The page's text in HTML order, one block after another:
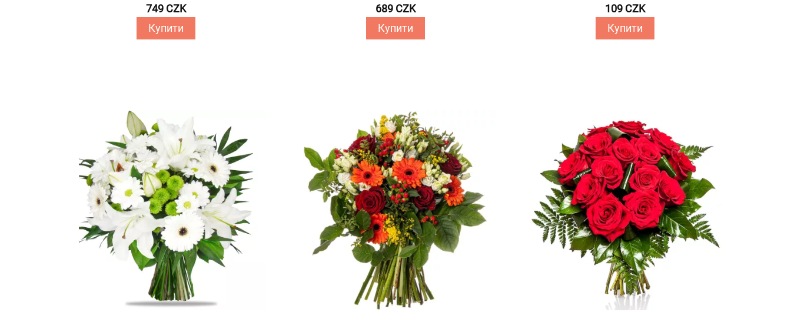
749 CZK
Купити
689 CZK
Купити
109 CZK
Купити